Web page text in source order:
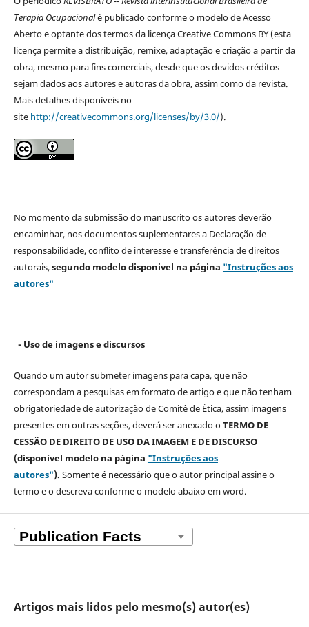
Terapia Ocupacionalé publicado conforme o modelo de Acesso
Aberto e optante dos termos da licença Creative Commons BY (esta
licença permite a distribuição, remixe, adaptação e criação a partir da
obra, mesmo para fins comerciais, desde que os devidos créditos
sejam dados aos autores e autoras da obra, assim como da revista.
Mais detalhes disponíveis no
site http://creativecommons.org/licenses/by/3.0/).
No momento da submissão do manuscrito os autores deverão
encaminhar, nos documentos suplementares a Declaração de
responsabilidade, conflito de interesse e transferência de direitos
autorais,segundo modelodisponivel na página "Instruções aos
autores"
- Uso de imagens e discursos
Quando um autor submeter imagens para capa, que não
correspondam a pesquisas em formato de artigo e que não tenham
obrigatoriedade de autorização de Comitê de Ética, assim imagens
presentes em outras seções, deverá ser anexado oTERMO DE
CESSÃO DE DIREITO DE USO DA IMAGEM E DE DISCURSO
(disponível modelo na página "Instruções aos
autores"). Somente é necessário que o autor principal assine o
termo e o descrevaconforme o modelo abaixo em word.
Artigos mais lidos pelo mesmo(s) autor(es)